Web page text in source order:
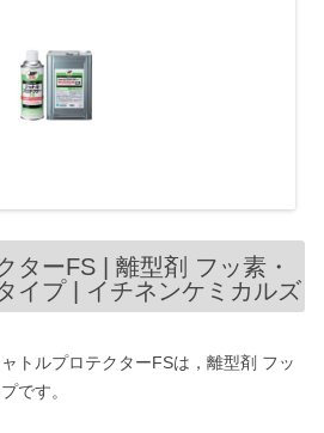
ターFS | 離型剤 フッ素・
イプ | イチネンケミカルズ
トルプロテクターFSは，離型剤 フッ
です。